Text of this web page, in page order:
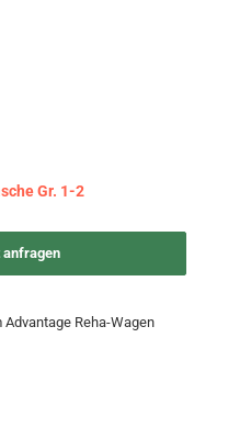
Gr. 1-2
anfragen